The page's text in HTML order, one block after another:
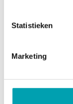
Statistieken
Marketing
opvang en
Heb je vragen,
het de
heeft
recente